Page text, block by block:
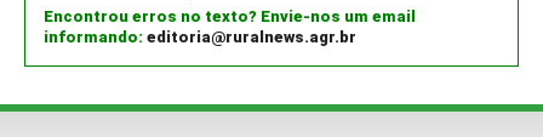
Encontrou erros no texto? Envie-nos um email
informando: editoria@ruralnews.agr.br